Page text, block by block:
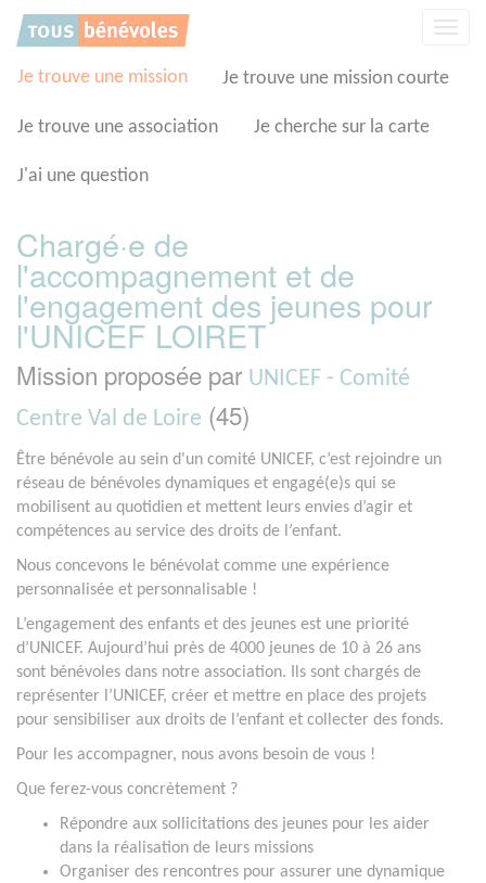
Je trouve une mission Je trouve une mission courte
Je trouve une association Je cherche sur la carte
J'ai une question
Chargé·e de
l'accompagnement et de
l'engagement des jeunes pour
l'UNICEF LOIRET
Mission proposée par UNICEF - Comité
Centre Val de Loire (45)
Être bénévole au sein d'un comité UNICEF, c’est rejoindre un
réseau de bénévoles dynamiques et engagé(e)s qui se
mobilisent au quotidien et mettent leurs envies d’agir et
compétences au service des droits de l’enfant.
Nous concevons le bénévolat comme une expérience
personnalisée et personnalisable !
L’engagement des enfants et des jeunes est une priorité
d’UNICEF. Aujourd’hui près de 4000 jeunes de 10 à 26 ans
sont bénévoles dans notre association. Ils sont chargés de
représenter l’UNICEF, créer et mettre en place des projets
pour sensibiliser aux droits de l’enfant et collecter des fonds.
Pour les accompagner, nous avons besoin de vous !
Que ferez-vous concrètement ?
Répondre aux sollicitations des jeunes pour les aider
dans la réalisation de leurs missions
Organiser des rencontres pour assurer une dynamique
Panneau de gestion des cookies